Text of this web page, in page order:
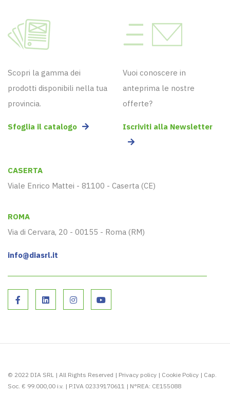
Scopri la gamma dei
prodotti disponibili nella tua
provincia.
Sfoglia il catalogo
Vuoi conoscere in
anteprima le nostre
offerte?
Iscriviti alla Newsletter
CASERTA
Viale Enrico Mattei - 81100 - Caserta (CE)
ROMA
Via di Cervara, 20 - 00155 - Roma (RM)
info@diasrl.it
© 2022 DIA SRL | All Rights Reserved | Privacy policy | Cookie Policy | Cap.
Soc. € 99.000,00 i.v. | P.IVA 02339170611 | N°REA: CE155088